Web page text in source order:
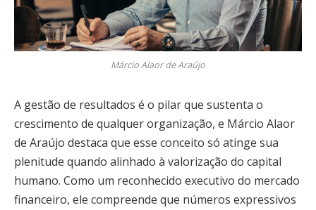
Márcio Alaor de Araújo
A gestão de resultados é o pilar que sustenta o
crescimento de qualquer organização, e Márcio Alaor
de Araújo destaca que esse conceito só atinge sua
plenitude quando alinhado à valorização do capital
humano. Como um reconhecido executivo do mercado
financeiro, ele compreende que números expressivos